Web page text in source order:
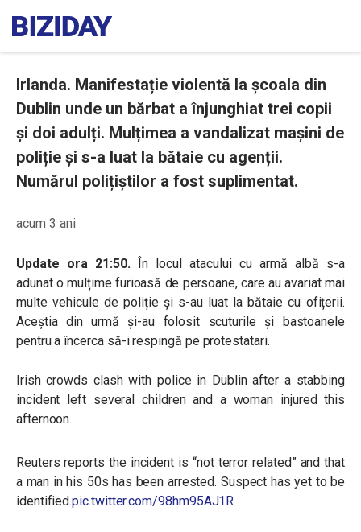
Irlanda. Manifestație violentă la școala din
Dublin unde un bărbat a înjunghiat trei copii
și doi adulți. Mulțimea a vandalizat mașini de
poliție și s-a luat la bătaie cu agenții.
Numărul polițiștilor a fost suplimentat.
acum 3 ani
Update ora 21:50. În locul atacului cu armă albă s-a
adunat o mulțime furioasă de persoane, care au avariat mai
multe vehicule de poliție și s-au luat la bătaie cu ofițerii.
Aceștia din urmă și-au folosit scuturile și bastoanele
pentru a încerca să-i respingă pe protestatari.
Irish crowds clash with police in Dublin after a stabbing
incident left several children and a woman injured this
afternoon.
Reuters reports the incident is “not terror related” and that
a man in his 50s has been arrested. Suspect has yet to be
identified.pic.twitter.com/98hm95AJ1R